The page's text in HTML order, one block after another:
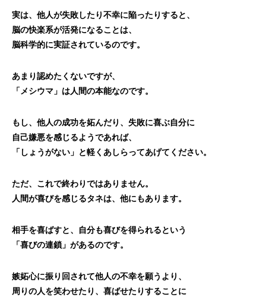
実は、他人が失敗したり不幸に陥ったりすると、
脳の快楽系が活発になることは、
脳科学的に実証されているのです。
あまり認めたくないですが、
「メシウマ」は人間の本能なのです。
もし、他人の成功を妬んだり、失敗に喜ぶ自分に
自己嫌悪を感じるようであれば、
「しょうがない」と軽くあしらってあげてください。
ただ、これで終わりではありません。
人間が喜びを感じるタネは、他にもあります。
相手を喜ばすと、自分も喜びを得られるという
「喜びの連鎖」があるのです。
嫉妬心に振り回されて他人の不幸を願うより、
周りの人を笑わせたり、喜ばせたりすることに